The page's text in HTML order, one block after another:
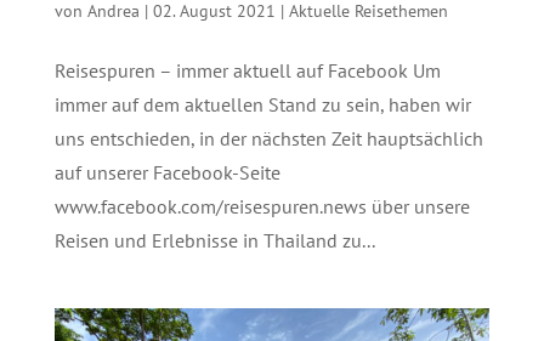
von Andrea | 02. August 2021 | Aktuelle Reisethemen
Reisespuren – immer aktuell auf Facebook Um
immer auf dem aktuellen Stand zu sein, haben wir
uns entschieden, in der nächsten Zeit hauptsächlich
auf unserer Facebook-Seite
www.facebook.com/reisespuren.news über unsere
Reisen und Erlebnisse in Thailand zu...